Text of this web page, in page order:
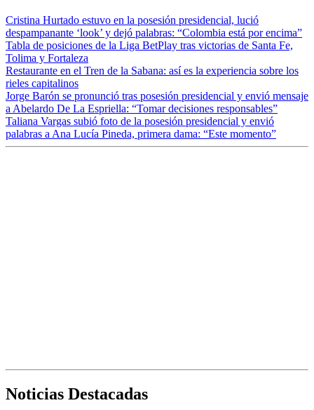
Cristina Hurtado estuvo en la posesión presidencial, lució
despampanante ‘look’ y dejó palabras: “Colombia está por encima”
Tabla de posiciones de la Liga BetPlay tras victorias de Santa Fe,
Tolima y Fortaleza
Restaurante en el Tren de la Sabana: así es la experiencia sobre los
rieles capitalinos
Jorge Barón se pronunció tras posesión presidencial y envió mensaje
a Abelardo De La Espriella: “Tomar decisiones responsables”
Taliana Vargas subió foto de la posesión presidencial y envió
palabras a Ana Lucía Pineda, primera dama: “Este momento”
Noticias Destacadas